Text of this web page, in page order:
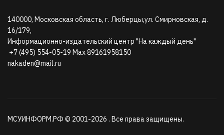
140000, Московская область, г. Люберцы,ул. Смирновская, д.
16/179,
Информационно-издательский центр "На каждый день"
+7 (495) 554-05-19 Max 89161958150
nakaden@mail.ru
МСУИНФОРМ.РФ © 2001-2026 . Все права защищены.